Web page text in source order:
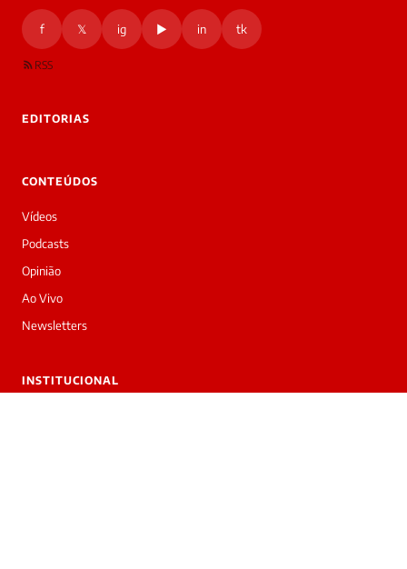
f 𝕏 ig ▶ in tk
RSS
EDITORIAS
CONTEÚDOS
Vídeos
Podcasts
Opinião
Ao Vivo
Newsletters
INSTITUCIONAL